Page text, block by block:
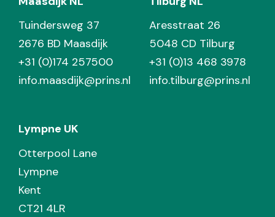
Tuindersweg 37
2676 BD Maasdijk
+31 (0)174 257500
info.maasdijk@prins.nl
Aresstraat 26
5048 CD Tilburg
+31 (0)13 468 3978
info.tilburg@prins.nl
Lympne UK
Otterpool Lane
Lympne
Kent
CT21 4LR